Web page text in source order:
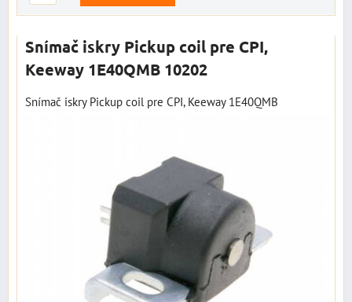
Snímač iskry Pickup coil pre CPI,
Keeway 1E40QMB 10202
Snímač iskry Pickup coil pre CPI, Keeway 1E40QMB